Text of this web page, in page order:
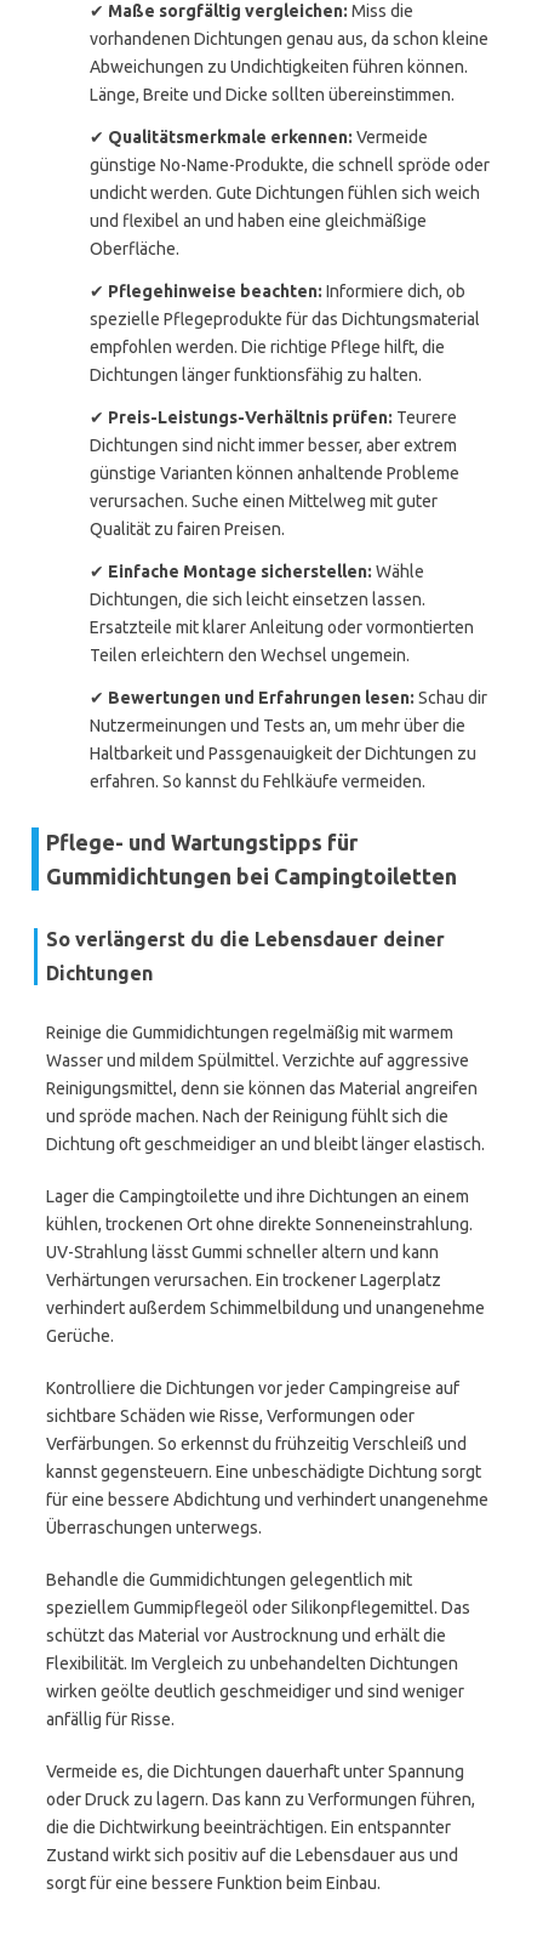
✔ Maße sorgfältig vergleichen: Miss die
vorhandenen Dichtungen genau aus, da schon kleine
Abweichungen zu Undichtigkeiten führen können.
Länge, Breite und Dicke sollten übereinstimmen.
✔ Qualitätsmerkmale erkennen: Vermeide
günstige No-Name-Produkte, die schnell spröde oder
undicht werden. Gute Dichtungen fühlen sich weich
und flexibel an und haben eine gleichmäßige
Oberfläche.
✔ Pflegehinweise beachten: Informiere dich, ob
spezielle Pflegeprodukte für das Dichtungsmaterial
empfohlen werden. Die richtige Pflege hilft, die
Dichtungen länger funktionsfähig zu halten.
✔ Preis-Leistungs-Verhältnis prüfen: Teurere
Dichtungen sind nicht immer besser, aber extrem
günstige Varianten können anhaltende Probleme
verursachen. Suche einen Mittelweg mit guter
Qualität zu fairen Preisen.
✔ Einfache Montage sicherstellen: Wähle
Dichtungen, die sich leicht einsetzen lassen.
Ersatzteile mit klarer Anleitung oder vormontierten
Teilen erleichtern den Wechsel ungemein.
✔ Bewertungen und Erfahrungen lesen: Schau dir
Nutzermeinungen und Tests an, um mehr über die
Haltbarkeit und Passgenauigkeit der Dichtungen zu
erfahren. So kannst du Fehlkäufe vermeiden.
Pflege- und Wartungstipps für
Gummidichtungen bei Campingtoiletten
So verlängerst du die Lebensdauer deiner
Dichtungen
Reinige die Gummidichtungen regelmäßig mit warmem
Wasser und mildem Spülmittel. Verzichte auf aggressive
Reinigungsmittel, denn sie können das Material angreifen
und spröde machen. Nach der Reinigung fühlt sich die
Dichtung oft geschmeidiger an und bleibt länger elastisch.
Lager die Campingtoilette und ihre Dichtungen an einem
kühlen, trockenen Ort ohne direkte Sonneneinstrahlung.
UV-Strahlung lässt Gummi schneller altern und kann
Verhärtungen verursachen. Ein trockener Lagerplatz
verhindert außerdem Schimmelbildung und unangenehme
Gerüche.
Kontrolliere die Dichtungen vor jeder Campingreise auf
sichtbare Schäden wie Risse, Verformungen oder
Verfärbungen. So erkennst du frühzeitig Verschleiß und
kannst gegensteuern. Eine unbeschädigte Dichtung sorgt
für eine bessere Abdichtung und verhindert unangenehme
Überraschungen unterwegs.
Behandle die Gummidichtungen gelegentlich mit
speziellem Gummipflegeöl oder Silikonpflegemittel. Das
schützt das Material vor Austrocknung und erhält die
Flexibilität. Im Vergleich zu unbehandelten Dichtungen
wirken geölte deutlich geschmeidiger und sind weniger
anfällig für Risse.
Vermeide es, die Dichtungen dauerhaft unter Spannung
oder Druck zu lagern. Das kann zu Verformungen führen,
die die Dichtwirkung beeinträchtigen. Ein entspannter
Zustand wirkt sich positiv auf die Lebensdauer aus und
sorgt für eine bessere Funktion beim Einbau.